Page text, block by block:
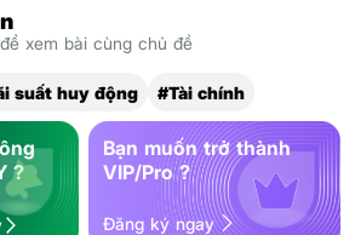
xem bài cùng chủ đề
suất huy động #Tài chính
?
Bạn muốn trở thành
VIP/Pro ?
Đăng ký ngay